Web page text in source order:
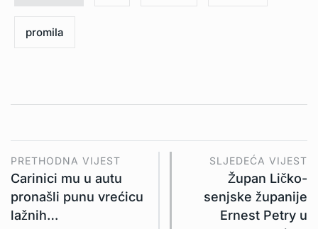
promila
PRETHODNA VIJEST
Carinici mu u autu
pronašli punu vrećicu
lažnih…
SLJEDEĆA VIJEST
Župan Ličko-
senjske županije
Ernest Petry u